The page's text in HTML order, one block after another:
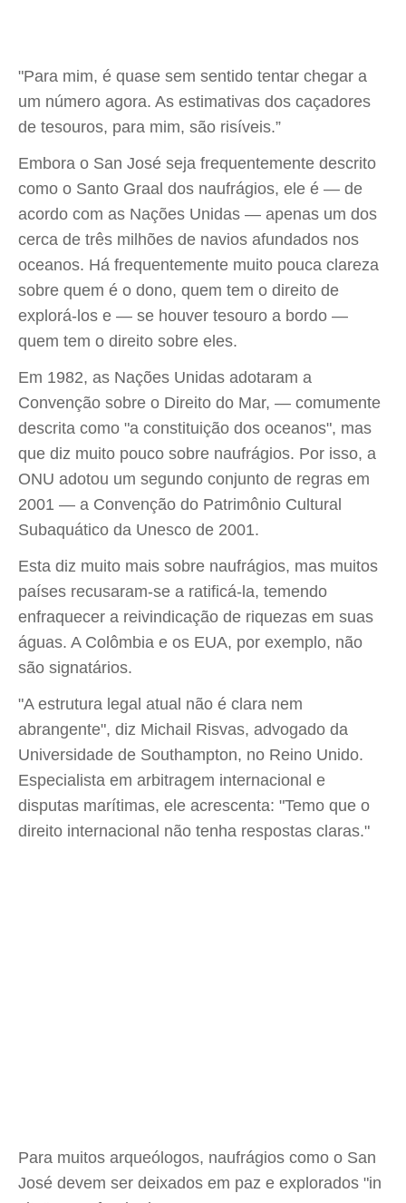
"Para mim, é quase sem sentido tentar chegar a
um número agora. As estimativas dos caçadores
de tesouros, para mim, são risíveis.”
Embora o San José seja frequentemente descrito
como o Santo Graal dos naufrágios, ele é — de
acordo com as Nações Unidas — apenas um dos
cerca de três milhões de navios afundados nos
oceanos. Há frequentemente muito pouca clareza
sobre quem é o dono, quem tem o direito de
explorá-los e — se houver tesouro a bordo —
quem tem o direito sobre eles.
Em 1982, as Nações Unidas adotaram a
Convenção sobre o Direito do Mar, — comumente
descrita como "a constituição dos oceanos", mas
que diz muito pouco sobre naufrágios. Por isso, a
ONU adotou um segundo conjunto de regras em
2001 — a Convenção do Patrimônio Cultural
Subaquático da Unesco de 2001.
Esta diz muito mais sobre naufrágios, mas muitos
países recusaram-se a ratificá-la, temendo
enfraquecer a reivindicação de riquezas em suas
águas. A Colômbia e os EUA, por exemplo, não
são signatários.
"A estrutura legal atual não é clara nem
abrangente", diz Michail Risvas, advogado da
Universidade de Southampton, no Reino Unido.
Especialista em arbitragem internacional e
disputas marítimas, ele acrescenta: "Temo que o
direito internacional não tenha respostas claras."
Para muitos arqueólogos, naufrágios como o San
José devem ser deixados em paz e explorados "in